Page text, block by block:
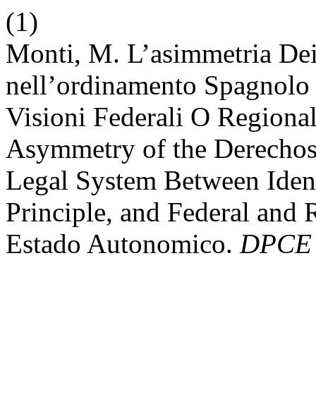
(1)
Monti, M. L’asimmetria
nell’ordinamento
Visioni Federali O
Asymmetry of the
Legal System Between
Principle, and Federal and
Estado Autonomico.